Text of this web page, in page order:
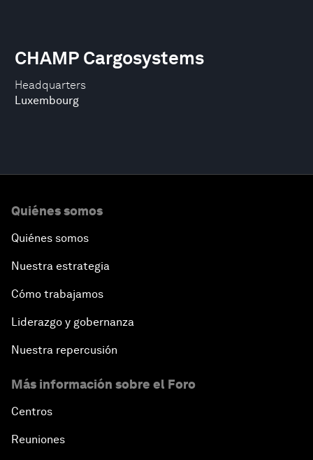
Headquarters
Luxembourg
CHAMP Cargosystems
Quiénes somos
Quiénes somos
Nuestra estrategia
Cómo trabajamos
Liderazgo y gobernanza
Nuestra repercusión
Más información sobre el Foro
Centros
Reuniones